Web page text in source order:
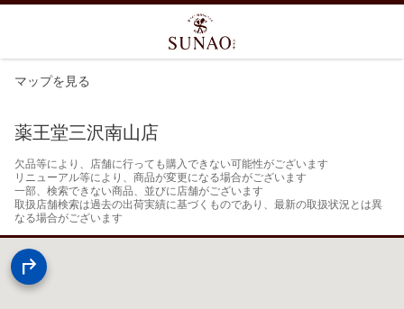
マップを見る
薬王堂三沢南山店
欠品等により、店舗に行っても購入できない可能性がございます
リニューアル等により、商品が変更になる場合がございます
一部、検索できない商品、並びに店舗がございます
取扱店舗検索は過去の出荷実績に基づくものであり、最新の取扱状況とは異
なる場合がございます